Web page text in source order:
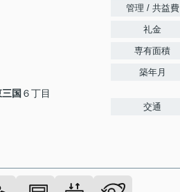
国 ６丁目
管理 / 共益費
礼金
専有面積
築年月
交通